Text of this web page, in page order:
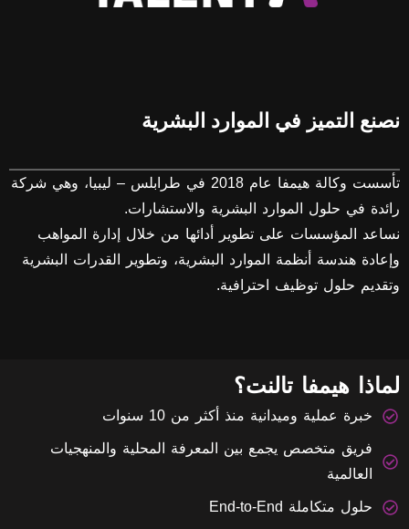
التميز في الموارد البشرية
تأسست وكالة هيمفا عام 2018 في طرابلس – ليبيا، وهي شركة
في حلول الموارد البشرية والاستشارات.
المؤسسات على تطوير أدائها من خلال إدارة المواهب
هندسة أنظمة الموارد البشرية، وتطوير القدرات البشرية
حلول توظيف احترافية.
هيمفا تالنت؟
خبرة عملية وميدانية منذ أكثر من 10 سنوات
فريق متخصص يجمع بين المعرفة المحلية والمنهجيات
العالمية
حلول متكاملة End-to-End